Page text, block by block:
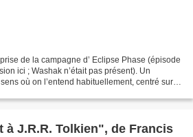
de la campagne d’ Eclipse Phase (épisode
ici ; Washak n’était pas présent). Un
où on l’entend habituellement, centré sur le
à J.R.R. Tolkien", de Francis